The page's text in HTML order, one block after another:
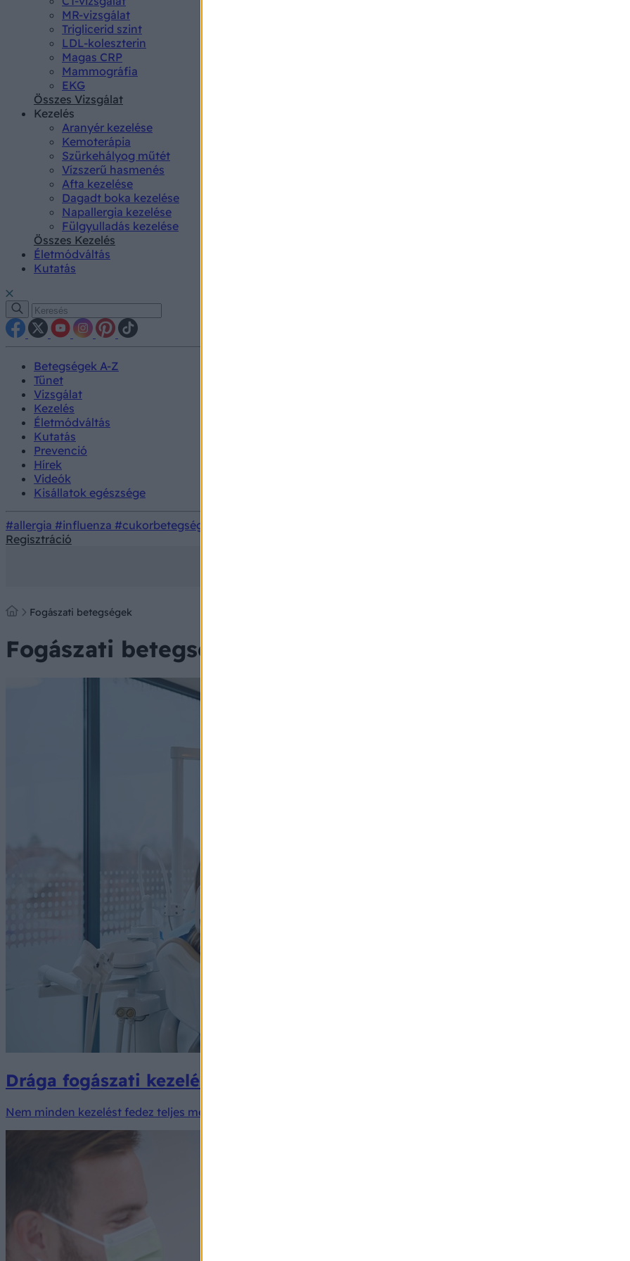
MR-vizsgálat
Triglicerid szint
LDL-koleszterin
Magas CRP
Mammográfia
EKG
Összes Vizsgálat
Kezelés
Aranyér kezelése
Kemoterápia
Szürkehályog műtét
Vízszerű hasmenés
Afta kezelése
Dagadt boka kezelése
Napallergia kezelése
Fülgyulladás kezelése
Összes Kezelés
Életmódváltás
Kutatás
Betegségek A-Z
Tünet
Vizsgálat
Kezelés
Életmódváltás
Kutatás
Prevenció
Hírek
Videók
Kisállatok egészsége
#allergia #influenza #cukorbetegség
Regisztráció
Fogászati betegségek
Fogászati betegségek
Drága fogászati kezelések: megoldási lehetőségek, ha nincs elegendő
Nem minden kezelést fedez teljes mértékben az állam, és nem is feltétlenül teljesen ingyenes az ellátás.